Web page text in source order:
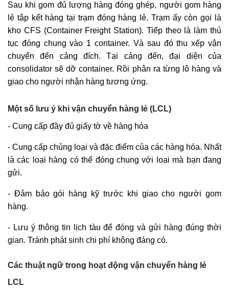
Sau khi gom đủ lượng hàng đóng ghép, người gom hàng
lẻ tập kết hàng tại trạm đóng hàng lẻ. Trạm ấy còn gọi là
kho CFS (Container Freight Station). Tiếp theo là làm thủ
tục đóng chung vào 1 container. Và sau đó thu xếp vận
chuyển đến cảng đích. Tại cảng đến, đại diện của
consolidator sẽ dỡ container. Rồi phân ra từng lô hàng và
giao cho người nhận hàng tương ứng.
Một số lưu ý khi vận chuyển hàng lẻ (LCL)
- Cung cấp đầy đủ giấy tờ về hàng hóa
- Cung cấp chủng loại và đặc điểm của các hàng hóa. Nhất
là các loại hàng có thể đóng chung với loại mà bạn đang
gửi.
- Đảm bảo gói hàng kỹ trước khi giao cho người gom
hàng.
- Lưu ý thông tin lịch tàu để đóng và gửi hàng đúng thời
gian. Tránh phát sinh chi phí không đáng có.
Các thuật ngữ trong hoạt động vận chuyển hàng lẻ
LCL